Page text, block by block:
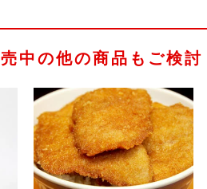
中の他の商品もご検討